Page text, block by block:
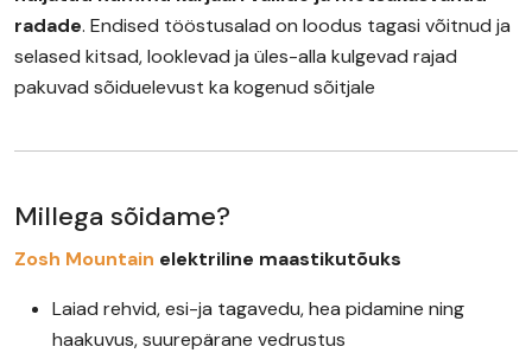
radade. Endised tööstusalad on loodus tagasi võitnud ja
selased kitsad, looklevad ja üles-alla kulgevad rajad
pakuvad sõiduelevust ka kogenud sõitjale
Millega sõidame?
Zosh Mountain elektriline maastikutõuks
Laiad rehvid, esi-ja tagavedu, hea pidamine ning
haakuvus, suurepärane vedrustus